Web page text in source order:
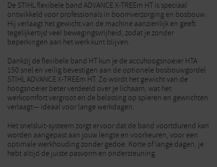
De STIHL flexibele band ADVANCE X-TREEm HT is speciaal
ontwikkeld voor professionals in boomverzorging en bosbouw.
Hij verlaagt het gewicht van de machine aanzienlijk en geeft
tegelijkertijd veel bewegingsvrijheid, zodat je zonder
beperkingen aan het werk kunt blijven.
Dankzij de flexibele band HT kun je de accuhoogsnoeier HTA
150 snel en veilig bevestigen aan de optionele bosbouwgordel
STIHL ADVANCE X-TREEm HT. Zo wordt het gewicht van de
hoogsnoeier beter verdeeld over je lichaam, wat het
werkcomfort vergroot en de belasting op spieren en gewrichten
verlaagt— ideaal voor lange werkdagen.
Het snelsluit-systeem zorgt ervoor dat de band voortdurend kan
worden aangepast aan jouw lengte en voorkeuren, voor een
optimale werkhouding zonder gedoe. Korte of lange dagen, je
hebt altijd de juiste pasvorm en ondersteuning.